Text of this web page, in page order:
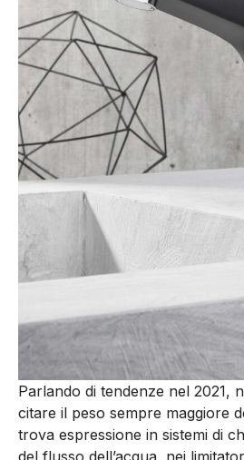
Parlando di tendenze nel 2021,
citare il peso sempre maggiore
trova espressione in sistemi di
del flusso dell’acqua, nei